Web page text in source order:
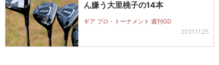
ん嫌う大里桃子の14本
ギア プロ・トーナメント 週刊GD
2021.11.25